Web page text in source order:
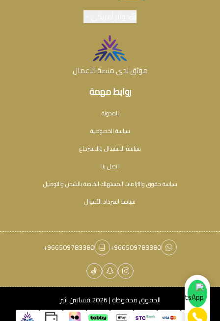
روابط مهمة
المدونة
سياسة الخصوصية
سياسة الاستبدال والاسترجاع
اتصل بنا
سياسة حقوق والتزامات المستهلك الخاصة بالشحن والتوصيل
سياسة استرداد الأموال
موثق لدى منصة الأعمال
+966509783380
+966509783380
الحقوق محفوظة | 2026 فساتين اثير